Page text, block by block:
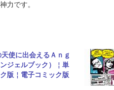
力です。
使に出会えるＡｎｇ
ジェルブック）￤単
版￤電子コミック版